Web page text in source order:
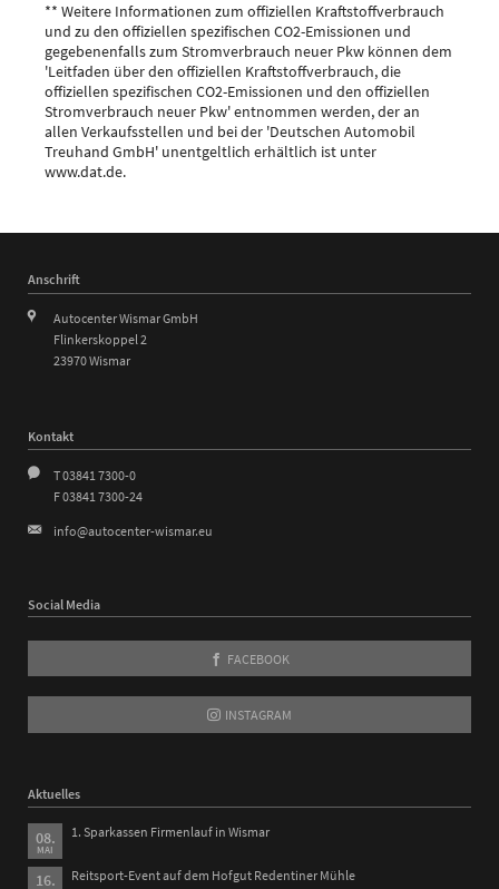
** Weitere Informationen zum offiziellen Kraftstoffverbrauch
und zu den offiziellen spezifischen CO2-Emissionen und
gegebenenfalls zum Stromverbrauch neuer Pkw können dem
'Leitfaden über den offiziellen Kraftstoffverbrauch, die
offiziellen spezifischen CO2-Emissionen und den offiziellen
Stromverbrauch neuer Pkw' entnommen werden, der an
allen Verkaufsstellen und bei der 'Deutschen Automobil
Treuhand GmbH' unentgeltlich erhältlich ist unter
www.dat.de.
Anschrift
Autocenter Wismar GmbH
Flinkerskoppel 2
23970 Wismar
Kontakt
T 03841 7300-0
F 03841 7300-24
info@autocenter-wismar.eu
Social Media
FACEBOOK
INSTAGRAM
Aktuelles
08.
MAI
1. Sparkassen Firmenlauf in Wismar
16. Reitsport-Event auf dem Hofgut Redentiner Mühle